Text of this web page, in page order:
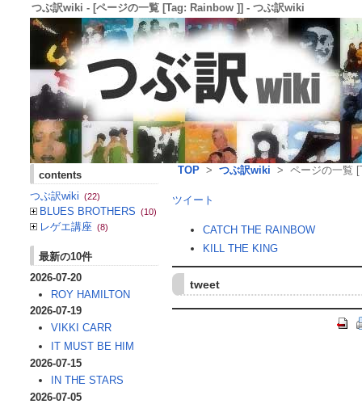
つぶ訳wiki - [ページの一覧 [Tag: Rainbow ]] - つぶ訳wiki
TOP > つぶ訳wiki > ページの一覧
ツイート
CATCH THE RAINBOW
KILL THE KING
tweet
contents
つぶ訳wiki (22)
BLUES BROTHERS (10)
レゲエ講座 (8)
最新の10件
2026-07-20
ROY HAMILTON
2026-07-19
VIKKI CARR
IT MUST BE HIM
2026-07-15
IN THE STARS
2026-07-05